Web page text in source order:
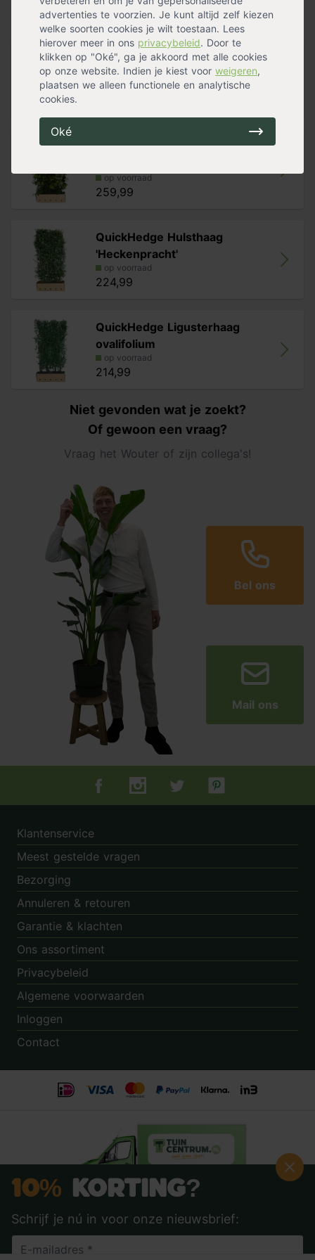
advertenties te voorzien. Je kunt altijd zelf kiezen
welke soorten cookies je wilt toestaan. Lees
hierover meer in ons privacybeleid. Door te
klikken op "Oké", ga je akkoord met alle cookies
op onze website. Indien je kiest voor weigeren,
plaatsen we alleen functionele en analytische
cookies.
Oké
Handig voor erbij
QuickHedge Rode beukenhaag
(kant en
op voorraad
QuickHedge Klimhortensia (kant en
op voorraad
259,99
QuickHedge Hulsthaag
'Heckenpracht'
op voorraad
224,99
QuickHedge Ligusterhaag
ovalifolium
op voorraad
214,99
Niet gevonden wat je zoekt?
Of gewoon een vraag?
Vraag het Wouter of zijn collega's!
Bel ons
Mail ons
Tuincentrum.nl op Facebook
Tuincentrum.nl op Instagram
Tuincentrum.nl op Twitter
Tuincentrum.nl op
Klantenservice
Meest gestelde vragen
Bezorging
Annuleren & retouren
Garantie & klachten
Ons assortiment
Privacybeleid
Algemene voorwaarden
Inloggen
Contact
Beoordeling:8.9door3.862klanten
© 2014 - 2026 - Tuincentrum.nl B.V.
10% Korting?
Schrijf je nú in voor onze nieuwsbrief: